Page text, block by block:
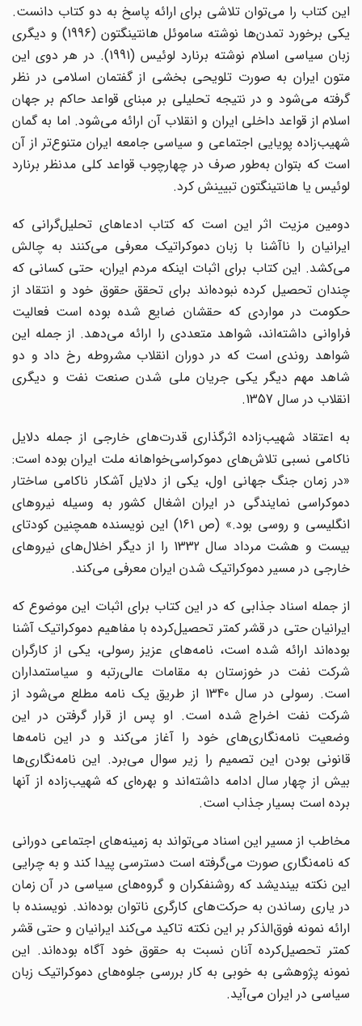
این کتاب را می‌توان تلاشی برای ارائه پاسخ به دو کتاب دانست.
یکی برخورد تمدن‌ها نوشته ساموئل هانتینگتون (1996) و دیگری
زبان سیاسی اسلام نوشته برنارد لوئیس (1991). در هر دوی این
متون ایران به صورت تلویحی بخشی از گفتمان اسلامی در نظر
گرفته می‌شود و در نتیجه تحلیلی بر مبنای قواعد حاکم بر جهان
اسلام از قواعد داخلی ایران و انقلاب آن ارائه می‌شود. اما به گمان
شهیب‌زاده پویایی اجتماعی و سیاسی جامعه ایران متنوع‌تر از آن
است که بتوان به‌طور صرف در چهارچوب قواعد کلی مدنظر برنارد
لوئیس یا هانتینگتون تبیینش کرد.
دومین مزیت اثر این است که کتاب ادعاهای تحلیل‌گرانی که
ایرانیان را ناآشنا با زبان دموکراتیک معرفی می‌کنند به چالش
می‌کشد. این کتاب برای اثبات اینکه مردم ایران، حتی کسانی که
چندان تحصیل کرده نبوده‌اند برای تحقق حقوق خود و انتقاد از
حکومت در مواردی که حقشان ضایع شده بوده است فعالیت
فراوانی داشته‌اند، شواهد متعددی را ارائه می‌دهد. از جمله این
شواهد روندی است که در دوران انقلاب مشروطه رخ داد و دو
شاهد مهم دیگر یکی جریان ملی شدن صنعت نفت و دیگری
انقلاب در سال 1357.
به اعتقاد شهیب‌زاده اثرگذاری قدرت‌های خارجی از جمله دلایل
ناکامی نسبی تلاش‌های دموکراسی‌خواهانه ملت ایران بوده است:
«در زمان جنگ جهانی اول، یکی از دلایل آشکار ناکامی ساختار
دموکراسی نمایندگی در ایران اشغال کشور به وسیله نیروهای
انگلیسی و روسی بود.» (ص 161) این نویسنده همچنین کودتای
بیست و هشت مرداد سال 1332 را از دیگر اخلال‌های نیروهای
خارجی در مسیر دموکراتیک شدن ایران معرفی می‌کند.
از جمله اسناد جذابی که در این کتاب برای اثبات این موضوع که
ایرانیان حتی در قشر کمتر تحصیل‌کرده با مفاهیم دموکراتیک آشنا
بوده‌اند ارائه شده است، نامه‌های عزیز رسولی، یکی از کارگران
شرکت نفت در خوزستان به مقامات عالی‌رتبه و سیاستمداران
است. رسولی در سال 1340 از طریق یک نامه مطلع می‌شود از
شرکت نفت اخراج شده است. او پس از قرار گرفتن در این
وضعیت نامه‌نگاری‌های خود را آغاز می‌کند و در این نامه‌ها
قانونی بودن این تصمیم را زیر سوال می‌برد. این نامه‌نگاری‌ها
بیش از چهار سال ادامه داشته‌اند و بهره‌ای که شهیب‌زاده از آنها
برده است بسیار جذاب است.
مخاطب از مسیر این اسناد می‌تواند به زمینه‌های اجتماعی دورانی
که نامه‌نگاری صورت می‌گرفته است دسترسی پیدا کند و به چرایی
این نکته بیندیشد که روشنفکران و گروه‌های سیاسی در آن زمان
در یاری رساندن به حرکت‌های کارگری ناتوان بوده‌اند. نویسنده با
ارائه نمونه فوق‌الذکر بر این نکته تاکید می‌کند ایرانیان و حتی قشر
کمتر تحصیل‌کرده آنان نسبت به حقوق خود آگاه بوده‌اند. این
نمونه پژوهشی به خوبی به کار بررسی جلوه‌های دموکراتیک زبان
سیاسی در ایران می‌آید.